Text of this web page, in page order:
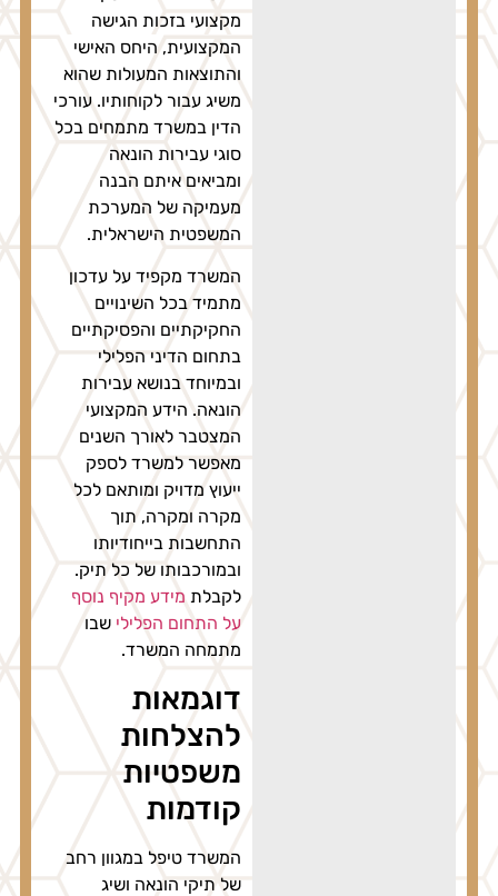
מקצועי בזכות הגישה
המקצועית, היחס האישי
והתוצאות המעולות שהוא
משיג עבור לקוחותיו. עורכי
הדין במשרד מתמחים בכל
סוגי עבירות הונאה
ומביאים איתם הבנה
מעמיקה של המערכת
המשפטית הישראלית.
המשרד מקפיד על עדכון
מתמיד בכל השינויים
החקיקתיים והפסיקתיים
בתחום הדיני הפלילי
ובמיוחד בנושא עבירות
הונאה. הידע המקצועי
המצטבר לאורך השנים
מאפשר למשרד לספק
ייעוץ מדויק ומותאם לכל
מקרה ומקרה, תוך
התחשבות בייחודיותו
ובמורכבותו של כל תיק.
מידע מקיף נוסף
על התחום הפלילישבו
מתמחה המשרד.
דוגמאות
להצלחות
משפטיות
קודמות
המשרד טיפל במגוון רחב
של תיקי הונאה ושיג